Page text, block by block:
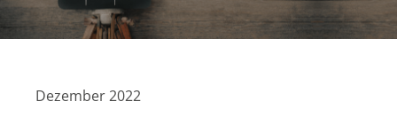
Dezember 2022